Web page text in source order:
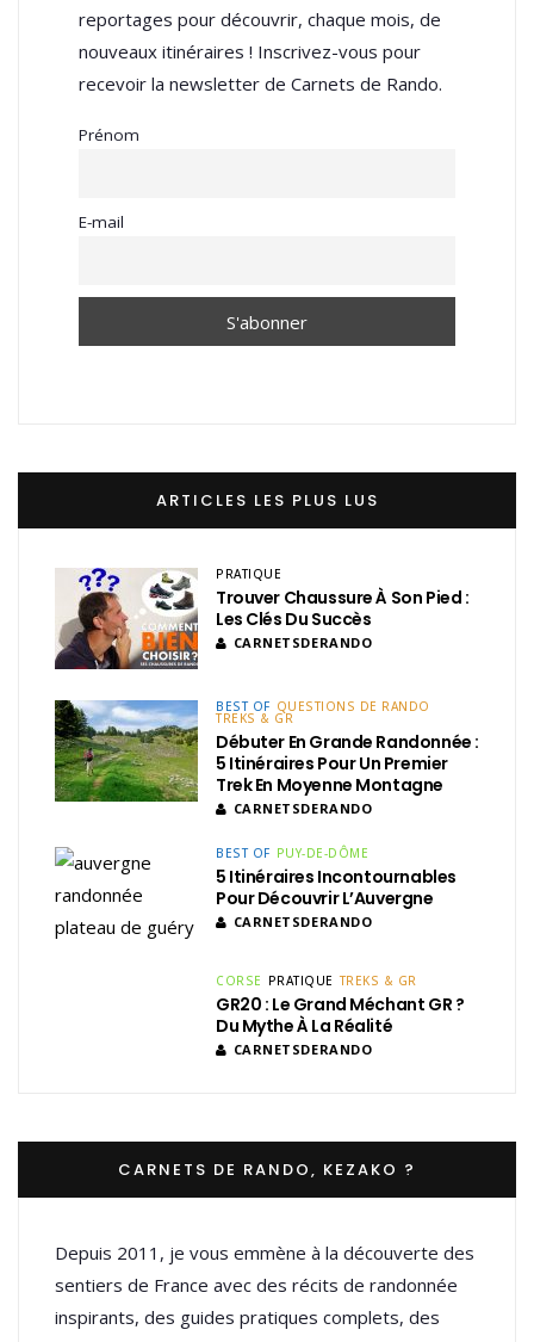
reportages pour découvrir, chaque mois, de
nouveaux itinéraires ! Inscrivez-vous pour
recevoir la newsletter de Carnets de Rando.
Prénom
E-mail
ARTICLES LES PLUS LUS
PRATIQUE
Trouver Chaussure À Son Pied :
Les Clés Du Succès
CARNETSDERANDO
BEST OF QUESTIONS DE RANDO
TREKS & GR
Débuter En Grande Randonnée :
5 Itinéraires Pour Un Premier
Trek En Moyenne Montagne
CARNETSDERANDO
BEST OF PUY-DE-DÔME
5 Itinéraires Incontournables
Pour Découvrir L’Auvergne
CARNETSDERANDO
CORSE PRATIQUE TREKS & GR
GR20 : Le Grand Méchant GR ?
Du Mythe À La Réalité
CARNETSDERANDO
CARNETS DE RANDO, KEZAKO ?
Depuis 2011, je vous emmène à la découverte des
sentiers de France avec des récits de randonnée
inspirants, des guides pratiques complets, des